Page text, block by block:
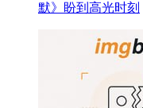
默》盼到高光时刻